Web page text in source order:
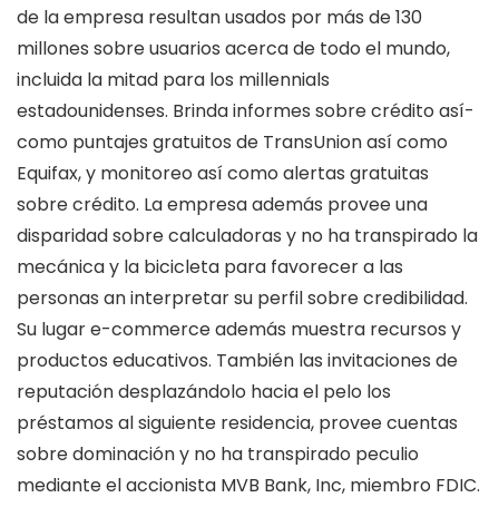
de la empresa resultan usados por más de 130
millones sobre usuarios acerca de todo el mundo,
incluida la mitad para los millennials
estadounidenses. Brinda informes sobre crédito así­
como puntajes gratuitos de TransUnion así­ como
Equifax, y monitoreo así­ como alertas gratuitas
sobre crédito. La empresa además provee una
disparidad sobre calculadoras y no ha transpirado la
mecánica y la bicicleta para favorecer a las
personas an interpretar su perfil sobre credibilidad.
Su lugar e-commerce además muestra recursos y
productos educativos. También las invitaciones de
reputación desplazándolo hacia el pelo los
préstamos al siguiente residencia, provee cuentas
sobre dominación y no ha transpirado peculio
mediante el accionista MVB Bank, Inc, miembro FDIC.